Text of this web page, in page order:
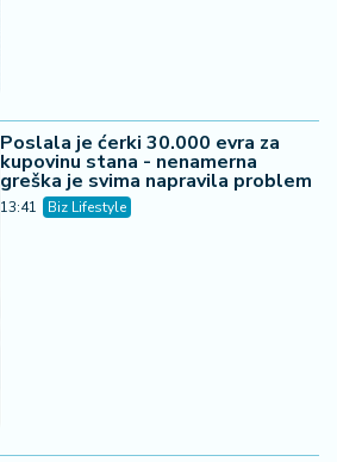
Poslala je ćerki 30.000 evra za
kupovinu stana - nenamerna
greška je svima napravila problem
13:41 Biz Lifestyle